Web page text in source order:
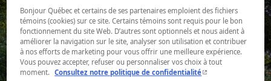
Bonjour Québec et certains de ses partenaires emploient des fichiers
témoins (cookies) sur ce site. Certains témoins sont requis pour le bon
fonctionnement du site Web. D’autres sont optionnels et nous aident à
améliorer la navigation sur le site, analyser son utilisation et contribuer
à nos efforts de marketing pour vous offrir une meilleure expérience.
Vous pouvez accepter, refuser ou personnaliser vos choix à tout
moment.
Consultez notre politique de confidentialité- Cet hyperlien